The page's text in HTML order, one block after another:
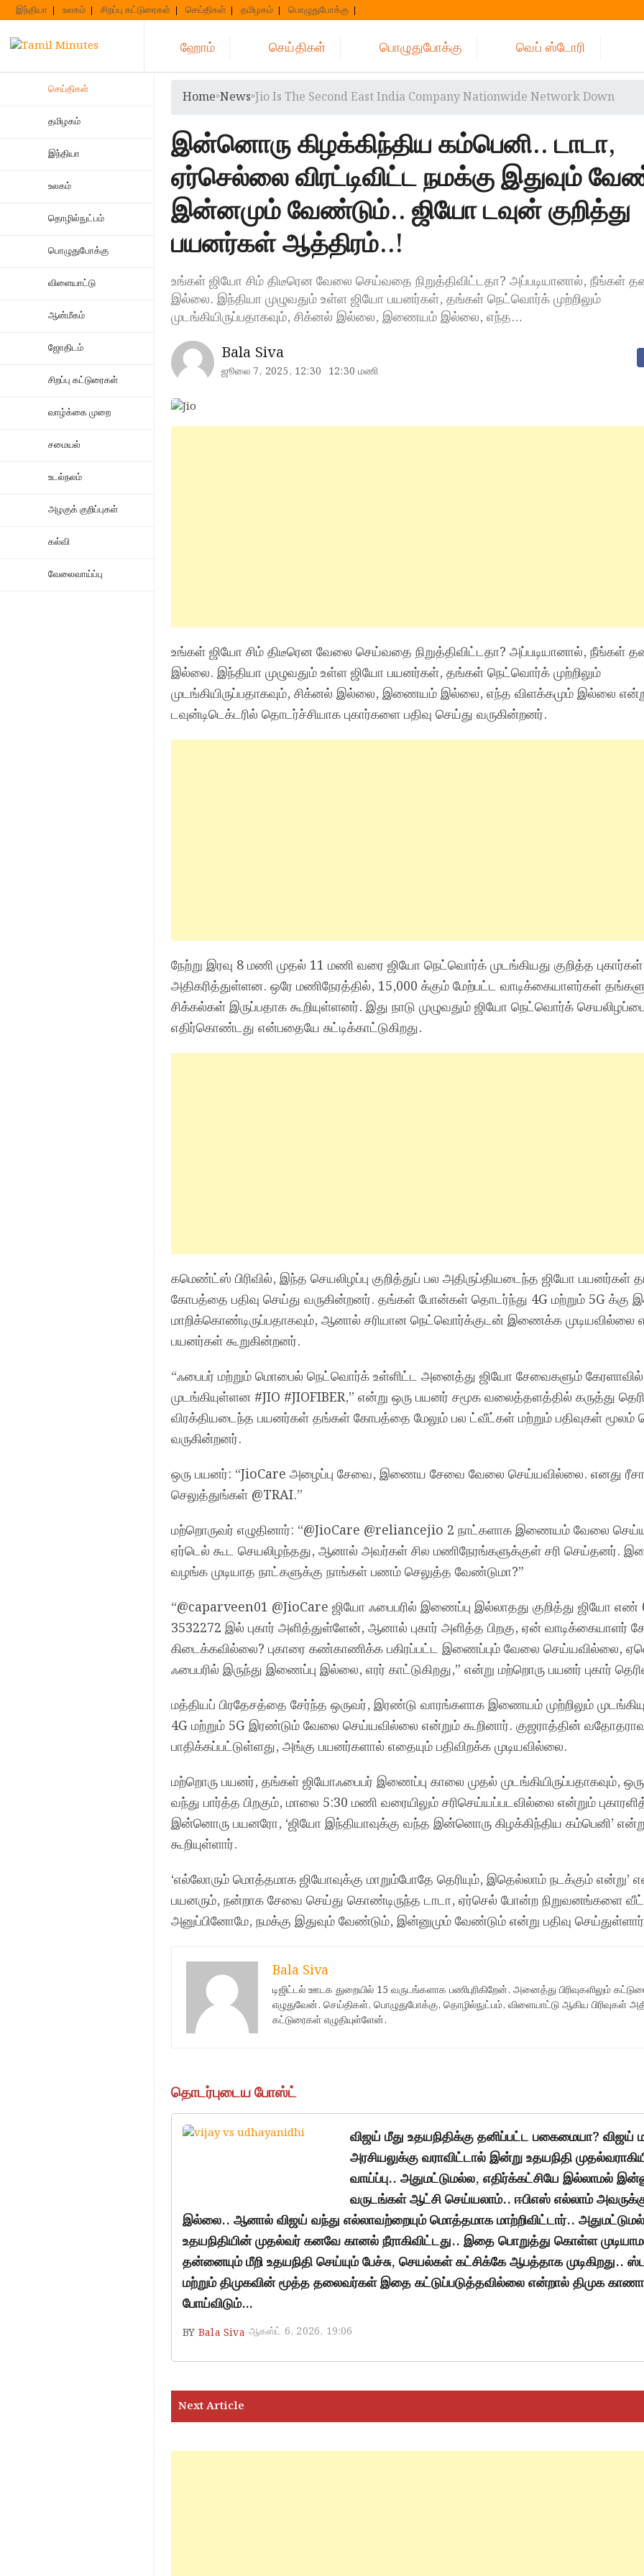
Skip
to
content
இந்தியா உலகம் சிறப்பு கட்டுரைகள் செய்திகள் தமிழகம் பொழுதுபோக்கு
ஹோம் செய்திகள் பொழுதுபோக்கு வெப் ஸ்டோரி
செய்திகள்
தமிழகம்
இந்தியா
உலகம்
தொழில்நுட்பம்
பொழுதுபோக்கு
விளையாட்டு
ஆன்மீகம்
ஜோதிடம்
சிறப்பு கட்டுரைகள்
வாழ்க்கை முறை
சமையல்
உடல்நலம்
அழகுக் குறிப்புகள்
கல்வி
வேலைவாய்ப்பு
Home»News»Jio Is The Second East India Company Nationwide Network Down
இன்னொரு கிழக்கிந்திய கம்பெனி.. டாடா,
ஏர்செல்லை விரட்டிவிட்ட நமக்கு இதுவும்
இன்னமும் வேண்டும்.. ஜியோ டவுன் குறித்து
பயனர்கள் ஆத்திரம்..!
உங்கள் ஜியோ சிம் திடீரென வேலை செய்வதை நிறுத்திவிட்டதா? அப்படியானால், நீங்கள்
இல்லை. இந்தியா முழுவதும் உள்ள ஜியோ பயனர்கள், தங்கள் நெட்வொர்க் முற்றிலும்
முடங்கியிருப்பதாகவும், சிக்னல் இல்லை, இணையம் இல்லை, எந்த…
Bala Siva
ஜூலை 7, 2025, 12:30 12:30 மணி
உங்கள் ஜியோ சிம் திடீரென வேலை செய்வதை நிறுத்திவிட்டதா? அப்படியானால், நீங்கள்
இல்லை. இந்தியா முழுவதும் உள்ள ஜியோ பயனர்கள், தங்கள் நெட்வொர்க் முற்றிலும்
முடங்கியிருப்பதாகவும், சிக்னல் இல்லை, இணையம் இல்லை, எந்த விளக்கமும் இல்லை
டவுன்டிடெக்டரில் தொடர்ச்சியாக புகார்களை பதிவு செய்து வருகின்றனர்.
நேற்று இரவு 8 மணி முதல் 11 மணி வரை ஜியோ நெட்வொர்க் முடங்கியது குறித்த
அதிகரித்துள்ளன. ஒரே மணிநேரத்தில், 15,000 க்கும் மேற்பட்ட வாடிக்கையாளர்கள்
சிக்கல்கள் இருப்பதாக கூறியுள்ளனர். இது நாடு முழுவதும் ஜியோ நெட்வொர்க்
எதிர்கொண்டது என்பதையே சுட்டிக்காட்டுகிறது.
கமெண்ட்ஸ் பிரிவில், இந்த செயலிழப்பு குறித்துப் பல அதிருப்தியடைந்த ஜியோ பயனர்கள்
கோபத்தை பதிவு செய்து வருகின்றனர். தங்கள் போன்கள் தொடர்ந்து 4G மற்றும் 5G க்கு
மாறிக்கொண்டிருப்பதாகவும், ஆனால் சரியான நெட்வொர்க்குடன் இணைக்க முடியவில்லை
பயனர்கள் கூறுகின்றனர்.
“ஃபைபர் மற்றும் மொபைல் நெட்வொர்க் உள்ளிட்ட அனைத்து ஜியோ சேவைகளும் கேரளாவில்
முடங்கியுள்ளன #JIO #JIOFIBER,” என்று ஒரு பயனர் சமூக வலைத்தளத்தில் கருத்து
விரக்தியடைந்த பயனர்கள் தங்கள் கோபத்தை மேலும் பல ட்வீட்கள் மற்றும் பதிவுகள் மூலம்
வருகின்றனர்.
ஒரு பயனர்: “JioCare அழைப்பு சேவை, இணைய சேவை வேலை செய்யவில்லை. எனது
செலுத்துங்கள் @TRAI.”
மற்றொருவர் எழுதினார்: “@JioCare @reliancejio 2 நாட்களாக இணையம் வேலை
ஏர்டெல் கூட செயலிழந்தது, ஆனால் அவர்கள் சில மணிநேரங்களுக்குள் சரி செய்தனர்.
வழங்க முடியாத நாட்களுக்கு நாங்கள் பணம் செலுத்த வேண்டுமா?”
“@caparveen01 @JioCare ஜியோ ஃபைபரில் இணைப்பு இல்லாதது குறித்து ஜியோ எண்
3532272 இல் புகார் அளித்துள்ளேன், ஆனால் புகார் அளித்த பிறகு, ஏன் வாடிக்கையாளர்
கிடைக்கவில்லை? புகாரை கண்காணிக்க பகிரப்பட்ட இணைப்பும் வேலை செய்யவில்லை,
ஃபைபரில் இருந்து இணைப்பு இல்லை, எரர் காட்டுகிறது,” என்று மற்றொரு பயனர் புகார்
மத்தியப் பிரதேசத்தை சேர்ந்த ஒருவர், இரண்டு வாரங்களாக இணையம் முற்றிலும்
4G மற்றும் 5G இரண்டும் வேலை செய்யவில்லை என்றும் கூறினார். குஜராத்தின்
பாதிக்கப்பட்டுள்ளது, அங்கு பயனர்களால் எதையும் பதிவிறக்க முடியவில்லை.
மற்றொரு பயனர், தங்கள் ஜியோஃபைபர் இணைப்பு காலை முதல் முடங்கியிருப்பதாகவும்,
வந்து பார்த்த பிறகும், மாலை 5:30 மணி வரையிலும் சரிசெய்யப்படவில்லை என்றும்
இன்னொரு பயனரோ, ‘ஜியோ இந்தியாவுக்கு வந்த இன்னொரு கிழக்கிந்திய கம்பெனி’
கூறியுள்ளார்.
‘எல்லோரும் மொத்தமாக ஜியோவுக்கு மாறும்போதே தெரியும், இதெல்லாம் நடக்கும் என்று’
பயனரும், நன்றாக சேவை செய்து கொண்டிருந்த டாடா, ஏர்செல் போன்ற நிறுவனங்களை
அனுப்பினோமே, நமக்கு இதுவும் வேண்டும், இன்னுமும் வேண்டும் என்று பதிவு
Bala Siva
டிஜிட்டல் ஊடக துறையில் 15 வருடங்களாக பணிபுரிகிறேன். அனைத்து பிரிவுகளிலும்
எழுதுவேன். செய்திகள், பொழுதுபோக்கு, தொழில்நுட்பம், விளையாட்டு ஆகிய பிரிவுகள்
கட்டுரைகள் எழுதியுள்ளேன்.
தொடர்புடைய போஸ்ட்
விஜய் மீது உதயநிதிக்கு தனிப்பட்ட பகைமையா? விஜய்
அரசியலுக்கு வராவிட்டால் இன்று உதயநிதி
வாய்ப்பு.. அதுமட்டுமல்ல, எதிர்க்கட்சியே இல்லாமல்
வருடங்கள் ஆட்சி செய்யலாம்.. ஈபிஎஸ் எல்லாம்
இல்லை.. ஆனால் விஜய் வந்து எல்லாவற்றையும் மொத்தமாக மாற்றிவிட்டார்..
உதயநிதியின் முதல்வர் கனவே கானல் நீராகிவிட்டது.. இதை பொறுத்து கொள்ள
தன்னையும் மீறி உதயநிதி செய்யும் பேச்சு, செயல்கள் கட்சிக்கே ஆபத்தாக முடிகிறது..
மற்றும் திமுகவின் மூத்த தலைவர்கள் இதை கட்டுப்படுத்தவில்லை என்றால் திமுக
போய்விடும்…
BY Bala Siva ஆகஸ்ட் 6, 2026, 19:06